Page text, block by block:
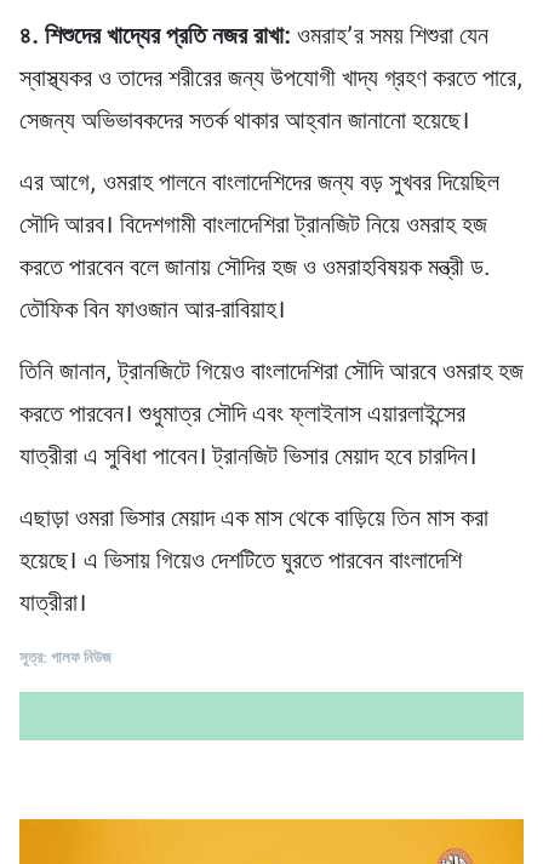
৪. শিশুদের খাদ্যের প্রতি নজর রাখা:ওমরাহ’র সময় শিশুরা যেন
স্বাস্থ্যকর ও তাদের শরীরের জন্য উপযোগী খাদ্য গ্রহণ করতে পারে,
সেজন্য অভিভাবকদের সতর্ক থাকার আহ্বান জানানো হয়েছে।
এর আগে, ওমরাহ পালনে বাংলাদেশিদের জন্য বড় সুখবর দিয়েছিল
সৌদি আরব। বিদেশগামী বাংলাদেশিরা ট্রানজিট নিয়ে ওমরাহ হজ
করতে পারবেন বলে জানায় সৌদির হজ ও ওমরাহবিষয়ক মন্ত্রী ড.
তৌফিক বিন ফাওজান আর-রাবিয়াহ।
তিনি জানান, ট্রানজিটে গিয়েও বাংলাদেশিরা সৌদি আরবে ওমরাহ হজ
করতে পারবেন। শুধুমাত্র সৌদি এবং ফ্লাইনাস এয়ারলাইন্সের
যাত্রীরা এ সুবিধা পাবেন। ট্রানজিট ভিসার মেয়াদ হবে চারদিন।
এছাড়া ওমরা ভিসার মেয়াদ এক মাস থেকে বাড়িয়ে তিন মাস করা
হয়েছে। এ ভিসায় গিয়েও দেশটিতে ঘুরতে পারবেন বাংলাদেশি
যাত্রীরা।
সূত্র: গালফ নিউজ